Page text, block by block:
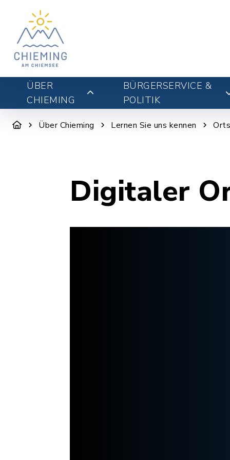
ÜBER
CHIEMING
BÜRGERSERVICE &
POLITIK
Über Chieming Lernen Sie uns kennen
Digitaler